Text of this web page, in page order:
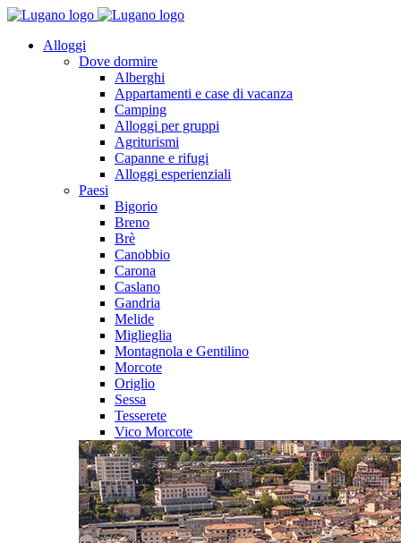
Alloggi
Dove dormire
Alberghi
Appartamenti e case di vacanza
Camping
Alloggi per gruppi
Agriturismi
Capanne e rifugi
Alloggi esperienziali
Paesi
Bigorio
Breno
Brè
Canobbio
Carona
Caslano
Gandria
Melide
Miglieglia
Montagnola e Gentilino
Morcote
Origlio
Sessa
Tesserete
Vico Morcote